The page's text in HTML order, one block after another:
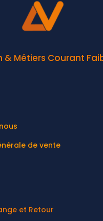
& Métiers Courant
de vente
et Retour